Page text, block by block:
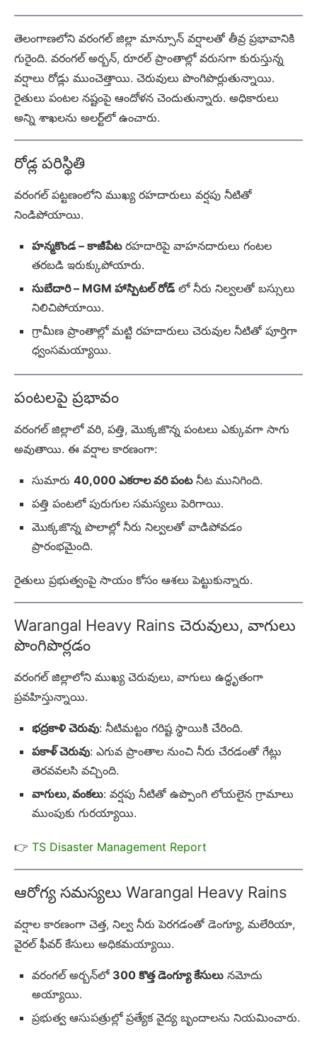
తెలంగాణలోని వరంగల్ జిల్లా మాన్సూన్ వర్షాలతో తీవ్ర ప్రభావానికి
గురైంది. వరంగల్ అర్బన్, రూరల్ ప్రాంతాల్లో వరుసగా కురుస్తున్న
వర్షాలు రోడ్లు ముంచెత్తాయి. చెరువులు పొంగిపొర్లుతున్నాయి.
రైతులు పంటల నష్టంపై ఆందోళన చెందుతున్నారు. అధికారులు
అన్ని శాఖలను అలర్ట్‌లో ఉంచారు.
రోడ్ల పరిస్థితి
వరంగల్ పట్టణంలోని ముఖ్య రహదారులు వర్షపు నీటితో
నిండిపోయాయి.
హన్మకొండ – కాజీపేటరహదారిపై వాహనదారులు గంటల
తరబడి ఇరుక్కుపోయారు.
సుబేదారి – MGM హాస్పిటల్ రోడ్ లో నీరు నిల్వలతో బస్సులు
నిలిచిపోయాయి.
గ్రామీణ ప్రాంతాల్లో మట్టి రహదారులు చెరువుల నీటితో పూర్తిగా
ధ్వంసమయ్యాయి.
పంటలపై ప్రభావం
వరంగల్ జిల్లాలో వరి, పత్తి, మొక్కజొన్న పంటలు ఎక్కువగా సాగు
అవుతాయి. ఈ వర్షాల కారణంగా:
సుమారు 40,000 ఎకరాల వరి పంటనీట మునిగింది.
పత్తి పంటలో పురుగుల సమస్యలు పెరిగాయి.
మొక్కజొన్న పొలాల్లో నీరు నిల్వలతో వాడిపోవడం
ప్రారంభమైంది.
రైతులు ప్రభుత్వంపై సాయం కోసం ఆశలు పెట్టుకున్నారు.
Warangal Heavy Rains చెరువులు, వాగులు
పొంగిపొర్లడం
వరంగల్ జిల్లాలోని ముఖ్య చెరువులు, వాగులు ఉద్ధృతంగా
ప్రవహిస్తున్నాయి.
భద్రకాళి చెరువు: నీటిమట్టం గరిష్ట స్థాయికి చేరింది.
పకాళ్ చెరువు: ఎగువ ప్రాంతాల నుంచి నీరు చేరడంతో గేట్లు
తెరవవలసి వచ్చింది.
వాగులు, వంకలు: వర్షపు నీటితో ఉప్పొంగి లోయలైన గ్రామాలు
ముంపుకు గురయ్యాయి.
👉 TS Disaster Management Report
ఆరోగ్య సమస్యలు Warangal Heavy Rains
వర్షాల కారణంగా చెత్త, నిల్వ నీరు పెరగడంతో డెంగ్యూ, మలేరియా,
వైరల్ ఫీవర్ కేసులు అధికమయ్యాయి.
వరంగల్ అర్బన్‌లో 300 కొత్త డెంగ్యూ కేసులు నమోదు
అయ్యాయి.
ప్రభుత్వ ఆసుపత్రుల్లో ప్రత్యేక వైద్య బృందాలను నియమించారు.